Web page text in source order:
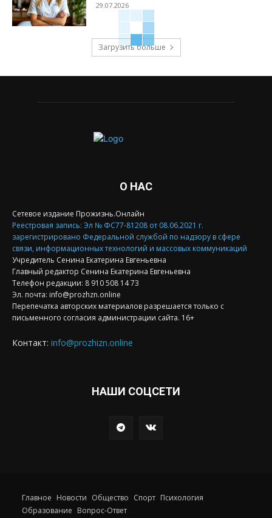
29.07.2026
Загрузить больше
О НАС
Сетевое издание Прожизнь.Онлайн
Реестровая запись: Эл № ФС77-81208 от 08.06.2021 г.
зарегистрировано Федеральной службой по надзору в сфере
связи, информационных технологий и массовых коммуникаций
Учредитель Сенина Екатерина Евгеньевна
Главный редактор Сенина Екатерина Евгеньевна
Телефон редакции: 8 910 508 14 73
Эл. почта: info@prozhzn.online
Перепечатка авторских материалов разрешается только с
письменного согласия администрации сайта. 16+
Контакт: info@prozhizn.online
НАШИ СОЦСЕТИ
Главное Новости Общество Спорт Психология
Образование Вопрос-Ответ